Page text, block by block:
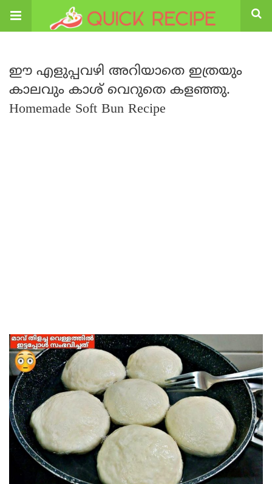
ഈ എളുപ്പവഴി അറിയാതെ ഇത്രയും
കാലവും കാശ് വെറുതെ കളഞ്ഞു.
Homemade Soft Bun Recipe